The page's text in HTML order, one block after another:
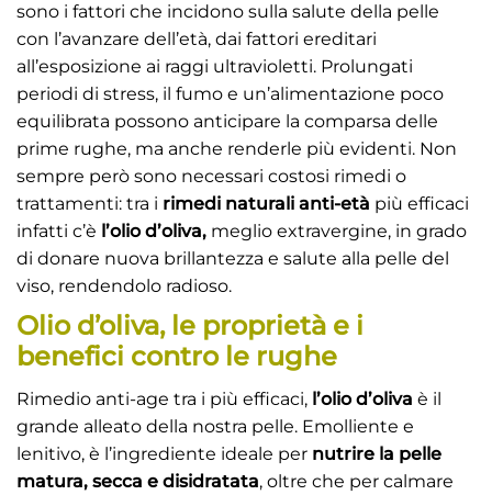
sono i fattori che incidono sulla salute della pelle
con l’avanzare dell’età, dai fattori ereditari
all’esposizione ai raggi ultravioletti. Prolungati
periodi di stress, il fumo e un’alimentazione poco
equilibrata possono anticipare la comparsa delle
prime rughe, ma anche renderle più evidenti. Non
sempre però sono necessari costosi rimedi o
trattamenti: tra i rimedi naturali anti-età più efficaci
infatti c’è l’olio d’oliva, meglio extravergine, in grado
di donare nuova brillantezza e salute alla pelle del
viso, rendendolo radioso.
Olio d’oliva, le proprietà e i
benefici contro le rughe
Rimedio anti-age tra i più efficaci, l’olio d’oliva è il
grande alleato della nostra pelle. Emolliente e
lenitivo, è l’ingrediente ideale per nutrire la pelle
matura, secca e disidratata, oltre che per calmare